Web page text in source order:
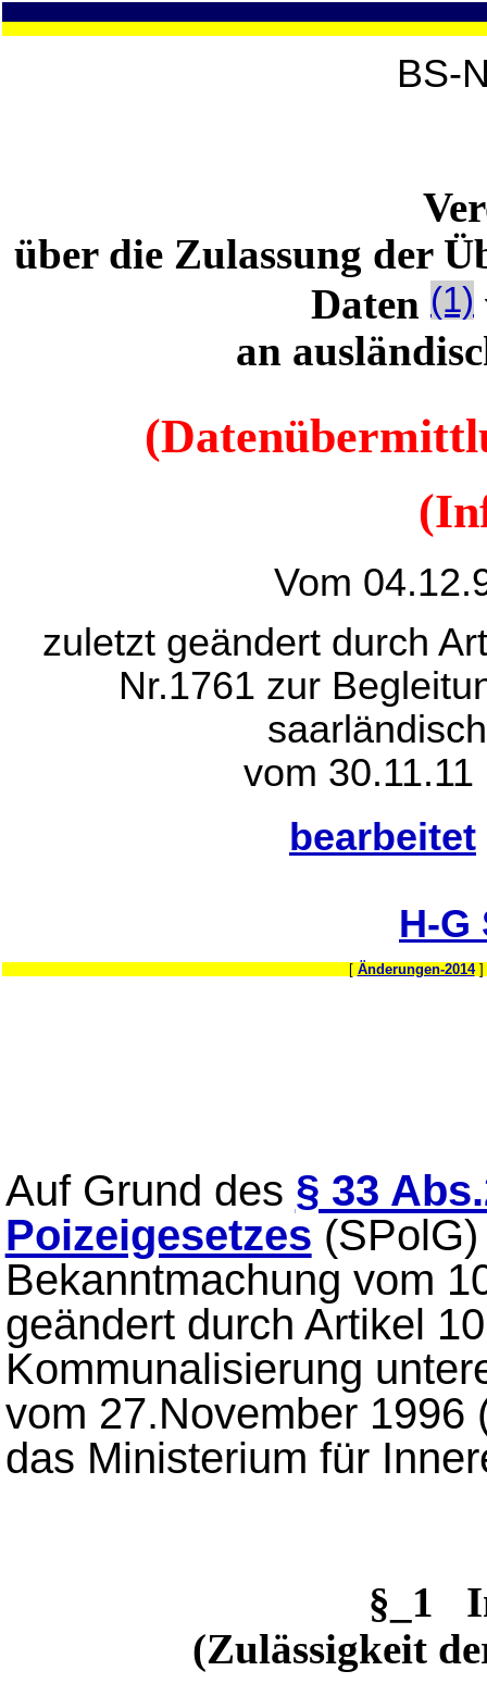
BS-
über die Zulassung der
Daten (1)
an
Vom
zuletzt geändert durch
Nr.1761 zur
vom
bearbeitet
H-G
[ Änderungen-2014
Auf Grund des § 33
Poizeigesetzes
Bekanntmachung vom
geändert durch Artikel
Kommunalisierung
vom 27.November 1996
das Ministerium für
§_1
(Zulässigkeit